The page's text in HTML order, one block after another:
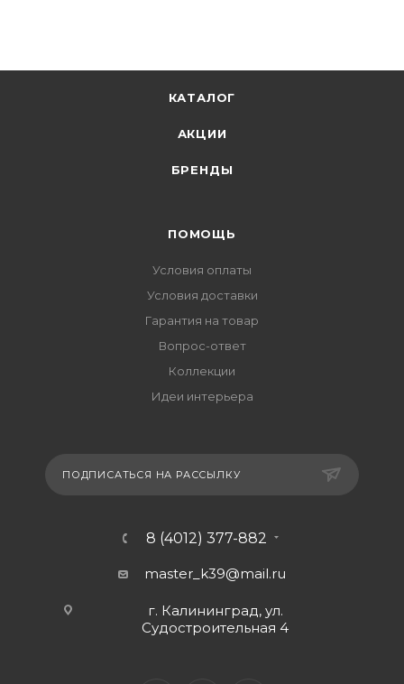
КАТАЛОГ
АКЦИИ
БРЕНДЫ
ПОМОЩЬ
Условия оплаты
Условия доставки
Гарантия на товар
Вопрос-ответ
Коллекции
Идеи интерьера
ПОДПИСАТЬСЯ НА РАССЫЛКУ
8 (4012) 377-882
master_k39@mail.ru
г. Калининград, ул.
Судостроительная 4